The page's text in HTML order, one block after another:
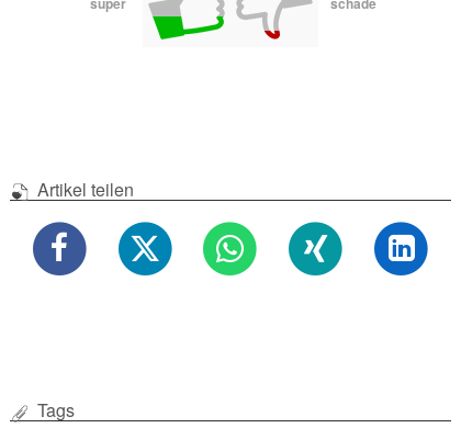
Artikel teilen
Tags